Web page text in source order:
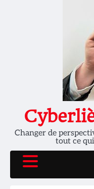
Changer de
tout ce